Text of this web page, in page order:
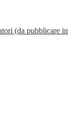
(da pubblicare in